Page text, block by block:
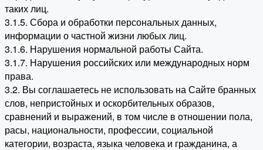
таких лиц.
3.1.5. Сбора и обработки персональных данных,
информации о частной жизни любых лиц.
3.1.6. Нарушения нормальной работы Сайта.
3.1.7. Нарушения российских или международных норм
права.
3.2. Вы соглашаетесь не использовать на Сайте бранных
слов, непристойных и оскорбительных образов,
сравнений и выражений, в том числе в отношении пола,
расы, национальности, профессии, социальной
категории, возраста, языка человека и гражданина, а